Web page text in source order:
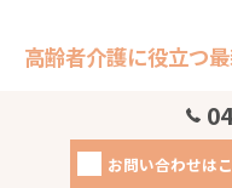
高齢者介護に役立つ
高齢者介護を支えるた
ニーズに合わせて進化
度では要介護度に応じ
お問い合わせは